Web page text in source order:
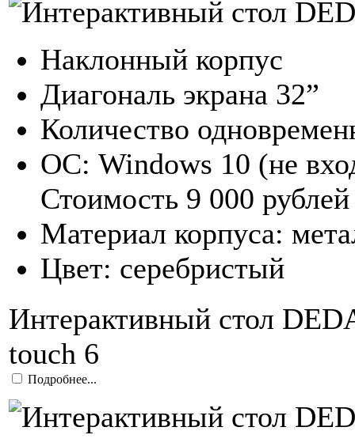
Наклонный корпус
Диагональ экрана 32”
Количество
ОС: Windows 10 (не
Стоимость 9 000 рублей
Материал корпуса:
Цвет: серебристый
Интерактивный стол
touch 6
Подробнее...